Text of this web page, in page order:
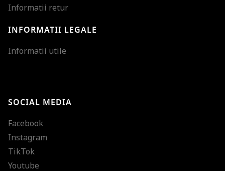
Informatii retur
INFORMATII LEGALE
Informatii utile
SOCIAL MEDIA
Facebook
Instagram
TikTok
Youtube